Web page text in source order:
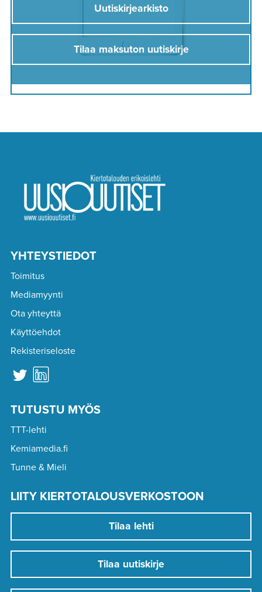
Uutiskirjearkisto
Tilaa maksuton uutiskirje
YHTEYSTIEDOT
Toimitus
Mediamyynti
Ota yhteyttä
Käyttöehdot
Rekisteriseloste
TUTUSTU MYÖS
TTT-lehti
Kemiamedia.fi
Tunne & Mieli
LIITY KIERTOTALOUSVERKOSTOON
Tilaa lehti
Tilaa uutiskirje